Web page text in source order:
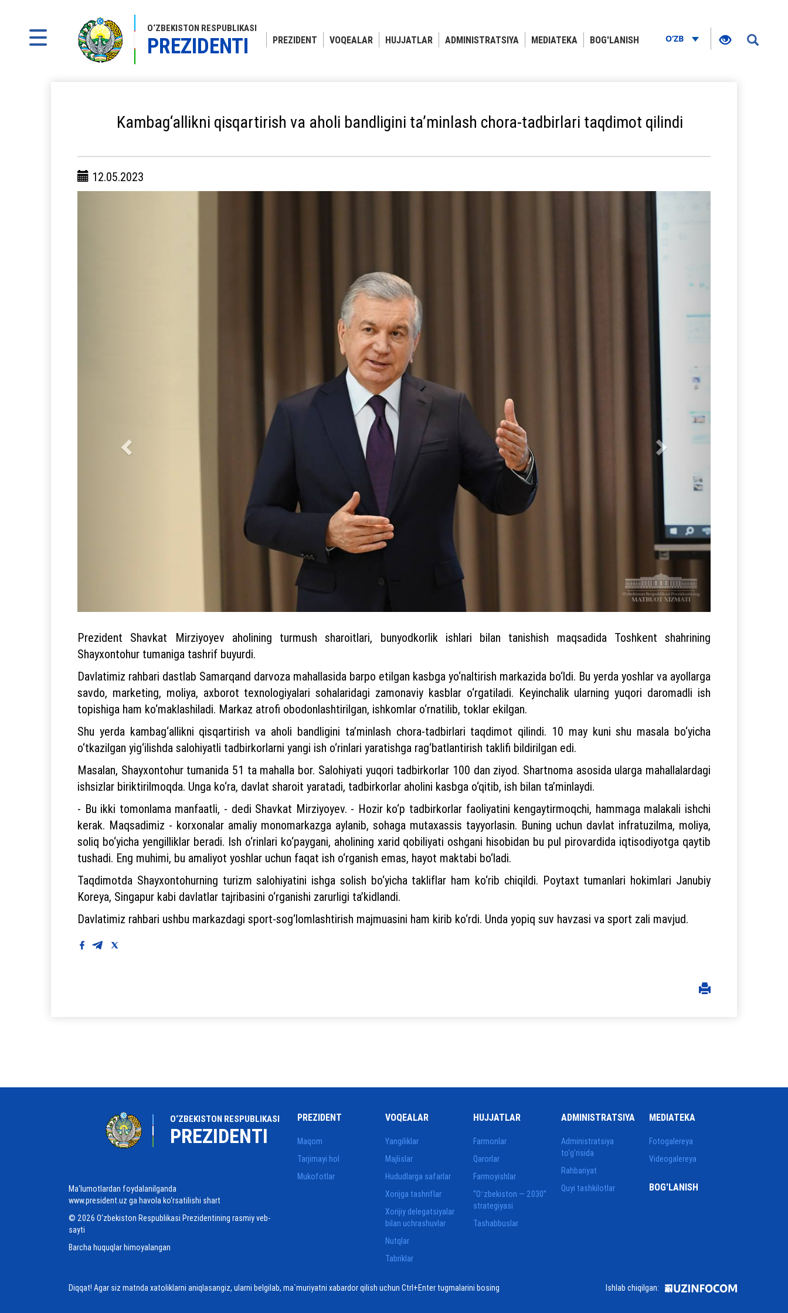
O‘ZBEKISTON RESPUBLIKASI
PREZIDENTI PREZIDENT VOQEALAR HUJJATLAR ADMINISTRATSIYA MEDIATEKA BOG'LANISH O‘ZB
Kambag‘allikni qisqartirish va aholi bandligini ta’minlash chora-tadbirlari taqdimot qilindi
12.05.2023
Prezident Shavkat Mirziyoyev aholining turmush sharoitlari, bunyodkorlik ishlari bilan tanishish maqsadida Toshkent shahrining
Shayxontohur tumaniga tashrif buyurdi.
Davlatimiz rahbari dastlab Samarqand darvoza mahallasida barpo etilgan kasbga yo‘naltirish markazida bo‘ldi. Bu yerda yoshlar va ayollarga
savdo, marketing, moliya, axborot texnologiyalari sohalaridagi zamonaviy kasblar o‘rgatiladi. Keyinchalik ularning yuqori daromadli ish
topishiga ham ko‘maklashiladi. Markaz atrofi obodonlashtirilgan, ishkomlar o‘rnatilib, toklar ekilgan.
Shu yerda kambag‘allikni qisqartirish va aholi bandligini ta’minlash chora-tadbirlari taqdimot qilindi. 10 may kuni shu masala bo‘yicha
o‘tkazilgan yig‘ilishda salohiyatli tadbirkorlarni yangi ish o‘rinlari yaratishga rag‘batlantirish taklifi bildirilgan edi.
Masalan, Shayxontohur tumanida 51 ta mahalla bor. Salohiyati yuqori tadbirkorlar 100 dan ziyod. Shartnoma asosida ularga mahallalardagi
ishsizlar biriktirilmoqda. Unga ko‘ra, davlat sharoit yaratadi, tadbirkorlar aholini kasbga o‘qitib, ish bilan ta’minlaydi.
- Bu ikki tomonlama manfaatli, - dedi Shavkat Mirziyoyev. - Hozir ko‘p tadbirkorlar faoliyatini kengaytirmoqchi, hammaga malakali ishchi
kerak. Maqsadimiz - korxonalar amaliy monomarkazga aylanib, sohaga mutaxassis tayyorlasin. Buning uchun davlat infratuzilma, moliya,
soliq bo‘yicha yengilliklar beradi. Ish o‘rinlari ko‘paygani, aholining xarid qobiliyati oshgani hisobidan bu pul pirovardida iqtisodiyotga qaytib
tushadi. Eng muhimi, bu amaliyot yoshlar uchun faqat ish o‘rganish emas, hayot maktabi bo‘ladi.
Taqdimotda Shayxontohurning turizm salohiyatini ishga solish bo‘yicha takliflar ham ko‘rib chiqildi. Poytaxt tumanlari hokimlari Janubiy
Koreya, Singapur kabi davlatlar tajribasini o‘rganishi zarurligi ta’kidlandi.
Davlatimiz rahbari ushbu markazdagi sport-sog‘lomlashtirish majmuasini ham kirib ko‘rdi. Unda yopiq suv havzasi va sport zali mavjud.
O‘ZBEKISTON RESPUBLIKASI
PREZIDENTI
Ma'lumotlardan foydalanilganda
www.president.uz ga havola ko‘rsatilishi shart
© 2026 O‘zbekiston Respublikasi Prezidentining rasmiy veb-
sayti
Barcha huquqlar himoyalangan
PREZIDENT
Maqom
Tarjimayi hol
Mukofotlar
VOQEALAR
Yangiliklar
Majlislar
Hududlarga safarlar
Xorijga tashriflar
Xorijiy delegatsiyalar
bilan uchrashuvlar
Nutqlar
Tabriklar
HUJJATLAR
Farmonlar
Qarorlar
Farmoyishlar
“Oʻzbekiston — 2030”
strategiyasi
Tashabbuslar
ADMINISTRATSIYA
Administratsiya
to‘g‘risida
Rahbariyat
Quyi tashkilotlar
MEDIATEKA
Fotogalereya
Videogalereya
BOG'LANISH
Diqqat! Agar siz matnda xatoliklarni aniqlasangiz, ularni belgilab, ma`muriyatni xabardor qilish uchun Ctrl+Enter tugmalarini bosing Ishlab chiqilgan: